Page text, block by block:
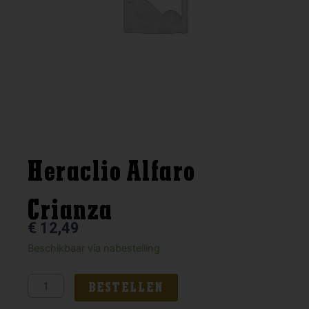
Heraclio Alfaro
Crianza
€ 12,49
Beschikbaar via nabestelling
Heraclio
Crianza
BESTELLEN